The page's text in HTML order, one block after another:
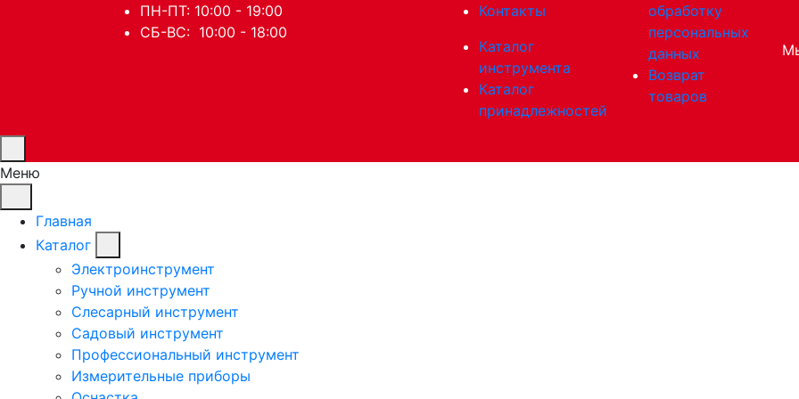
ПН-ПТ: 10:00 - 19:00
СБ-ВС: 10:00 - 18:00
Контакты
Каталог
инструмента
Каталог
принадлежностей
обработку
персональных
данных
Возврат
товаров
Меню
Главная
Каталог
Электроинструмент
Ручной инструмент
Слесарный инструмент
Садовый инструмент
Профессиональный инструмент
Измерительные приборы